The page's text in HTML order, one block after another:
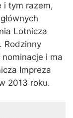
i tym razem,
Lotnicza
Rodzinny
i ma
Impreza
2013 roku.